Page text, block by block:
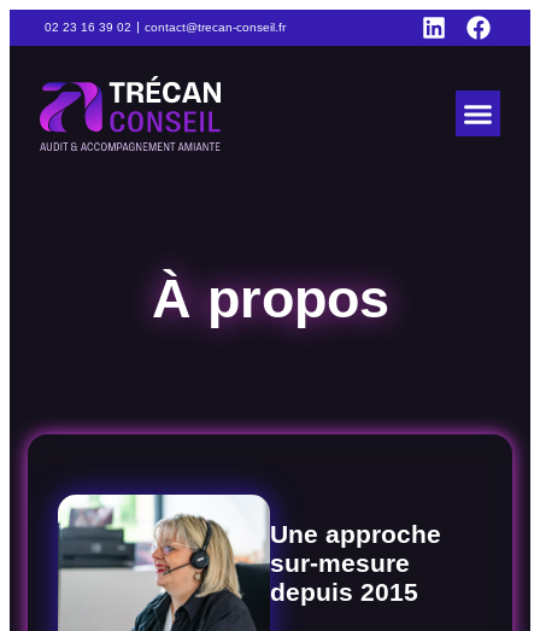
02 23 16 39 02 |contact@trecan-conseil.fr
À propos
Une approche
sur-mesure
depuis 2015